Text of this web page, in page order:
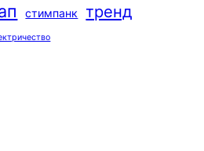
стимпанк тренд